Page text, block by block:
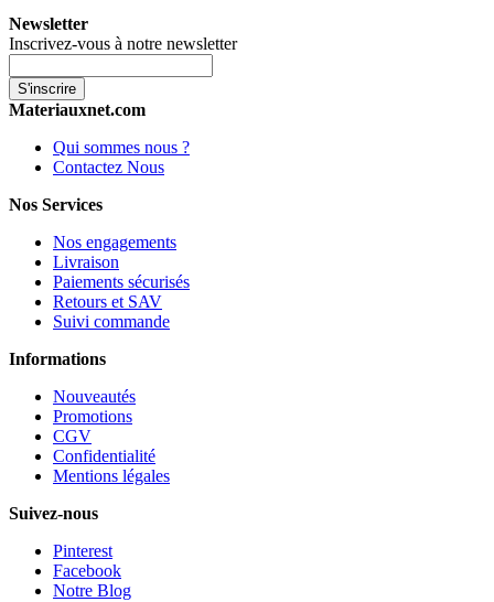
Newsletter
Inscrivez-vous à notre newsletter
S'inscrire
Materiauxnet.com
Qui sommes nous ?
Contactez Nous
Nos Services
Nos engagements
Livraison
Paiements sécurisés
Retours et SAV
Suivi commande
Informations
Nouveautés
Promotions
CGV
Confidentialité
Mentions légales
Suivez-nous
Pinterest
Facebook
Notre Blog